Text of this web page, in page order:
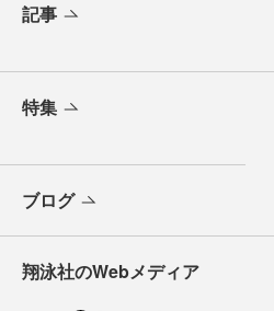
記事
特集
ブログ
翔泳社のWebメディア